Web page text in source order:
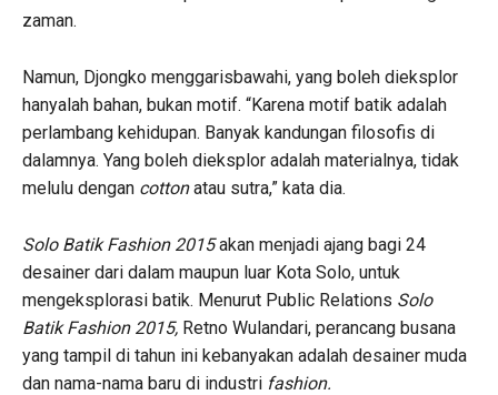
zaman.
Namun, Djongko menggarisbawahi, yang boleh dieksplor
hanyalah bahan, bukan motif. “Karena motif batik adalah
perlambang kehidupan. Banyak kandungan filosofis di
dalamnya. Yang boleh dieksplor adalah materialnya, tidak
melulu dengan cottonatau sutra,” kata dia.
Solo Batik Fashion 2015akan menjadi ajang bagi 24
desainer dari dalam maupun luar Kota Solo, untuk
mengeksplorasi batik. Menurut Public Relations Solo
Batik Fashion 2015, Retno Wulandari, perancang busana
yang tampil di tahun ini kebanyakan adalah desainer muda
dan nama-nama baru di industri fashion.